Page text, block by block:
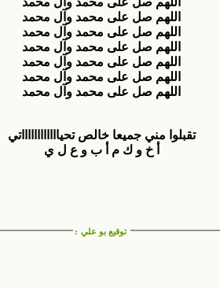
اللهم صل على محمد وآل محمد
اللهم صل على محمد وآل محمد
اللهم صل على محمد وآل محمد
اللهم صل على محمد وآل محمد
اللهم صل على محمد وآل محمد
اللهم صل على محمد وآل محمد
تقبلوا مني جميعا خالص تحيااااااااااااتي
أ خ و ك م أ ب و ع ل ي
توقيع بو علي :